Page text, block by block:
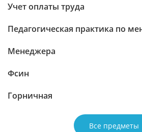
Учет оплаты труда
Педагогическая практика по
Менеджера
Фсин
Горничная
Все предметы